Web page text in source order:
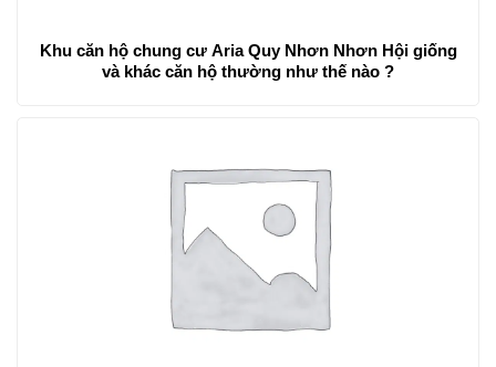
Khu căn hộ chung cư Aria Quy Nhơn Nhơn Hội giống
và khác căn hộ thường như thế nào ?